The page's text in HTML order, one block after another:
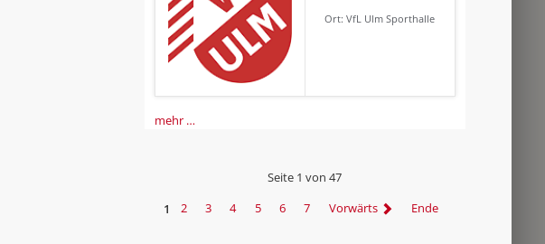
Ort: VfL Ulm Sporthalle
mehr …
Seite 1 von 47
1
2 3 4 5 6 7 Vorwärts Ende